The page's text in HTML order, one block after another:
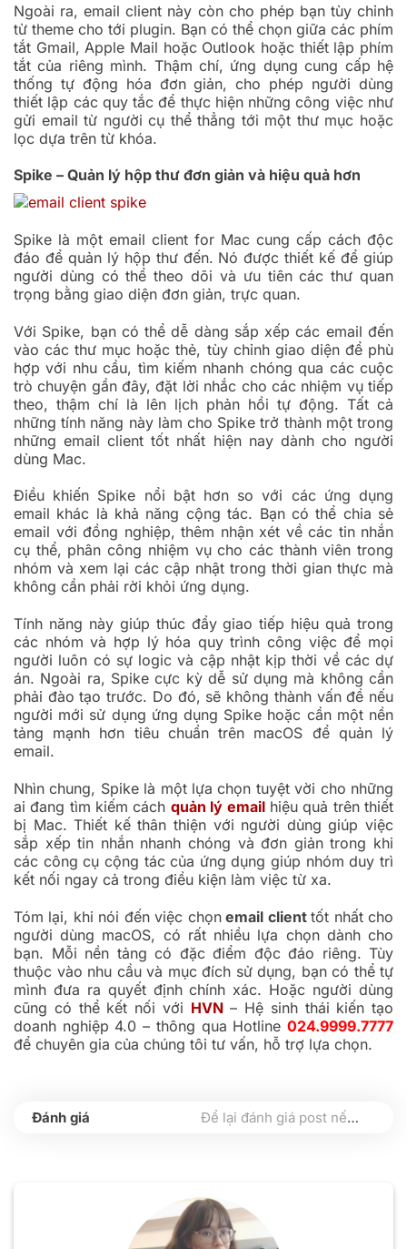
Ngoài ra, email client này còn cho phép bạn tùy chỉnh
từ theme cho tới plugin. Bạn có thể chọn giữa các phím
tắt Gmail, Apple Mail hoặc Outlook hoặc thiết lập phím
tắt của riêng mình. Thậm chí, ứng dụng cung cấp hệ
thống tự động hóa đơn giản, cho phép người dùng
thiết lập các quy tắc để thực hiện những công việc như
gửi email từ người cụ thể thẳng tới một thư mục hoặc
lọc dựa trên từ khóa.
Spike – Quản lý hộp thư đơn giản và hiệu quả hơn
Spike là một email client for Mac cung cấp cách độc
đáo để quản lý hộp thư đến. Nó được thiết kế để giúp
người dùng có thể theo dõi và ưu tiên các thư quan
trọng bằng giao diện đơn giản, trực quan.
Với Spike, bạn có thể dễ dàng sắp xếp các email đến
vào các thư mục hoặc thẻ, tùy chỉnh giao diện để phù
hợp với nhu cầu, tìm kiếm nhanh chóng qua các cuộc
trò chuyện gần đây, đặt lời nhắc cho các nhiệm vụ tiếp
theo, thậm chí là lên lịch phản hồi tự động. Tất cả
những tính năng này làm cho Spike trở thành một trong
những email client tốt nhất hiện nay dành cho người
dùng Mac.
Điều khiến Spike nổi bật hơn so với các ứng dụng
email khác là khả năng cộng tác. Bạn có thể chia sẻ
email với đồng nghiệp, thêm nhận xét về các tin nhắn
cụ thể, phân công nhiệm vụ cho các thành viên trong
nhóm và xem lại các cập nhật trong thời gian thực mà
không cần phải rời khỏi ứng dụng.
Tính năng này giúp thúc đẩy giao tiếp hiệu quả trong
các nhóm và hợp lý hóa quy trình công việc để mọi
người luôn có sự logic và cập nhật kịp thời về các dự
án. Ngoài ra, Spike cực kỳ dễ sử dụng mà không cần
phải đào tạo trước. Do đó, sẽ không thành vấn đề nếu
người mới sử dụng ứng dụng Spike hoặc cần một nền
tảng mạnh hơn tiêu chuẩn trên macOS để quản lý
email.
Nhìn chung, Spike là một lựa chọn tuyệt vời cho những
ai đang tìm kiếm cách quản lý emailhiệu quả trên thiết
bị Mac. Thiết kế thân thiện với người dùng giúp việc
sắp xếp tin nhắn nhanh chóng và đơn giản trong khi
các công cụ cộng tác của ứng dụng giúp nhóm duy trì
kết nối ngay cả trong điều kiện làm việc từ xa.
Tóm lại, khi nói đến việc chọnemail clienttốt nhất cho
người dùng macOS, có rất nhiều lựa chọn dành cho
bạn. Mỗi nền tảng có đặc điểm độc đáo riêng. Tùy
thuộc vào nhu cầu và mục đích sử dụng, bạn có thể tự
mình đưa ra quyết định chính xác. Hoặc người dùng
cũng có thể kết nối với HVN– Hệ sinh thái kiến tạo
doanh nghiệp 4.0 – thông qua Hotline 024.9999.7777
để chuyên gia của chúng tôi tư vấn, hỗ trợ lựa chọn.
Để lại đánh giá post nếu bạn thấy hữu ích nhé